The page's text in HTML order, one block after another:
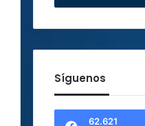
Síguenos
62.621